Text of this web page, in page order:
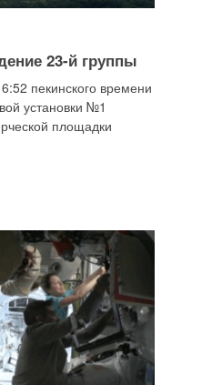
23-й группы
пекинского времени
установки №1
площадки